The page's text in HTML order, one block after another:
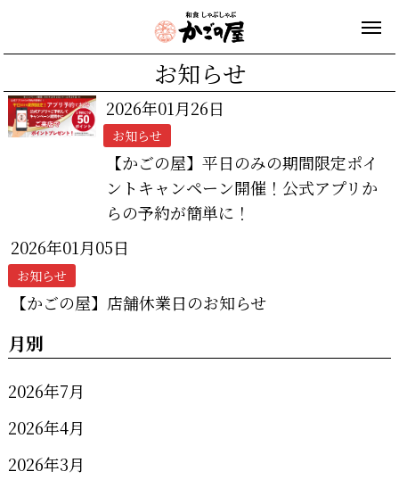
お知らせ
2026年01月26日
お知らせ
【かごの屋】平日のみの期間限定ポイ
ントキャンペーン開催！公式アプリか
らの予約が簡単に！
2026年01月05日
お知らせ
【かごの屋】店舗休業日のお知らせ
月別
2026年7月
2026年4月
2026年3月